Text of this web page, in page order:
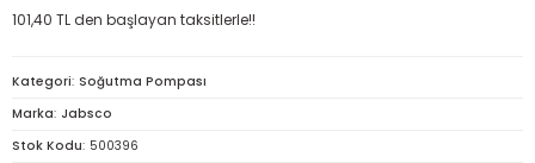
101,40 TL den başlayan taksitlerle!!
Kategori Soğutma Pompası
Marka Jabsco
Stok Kodu 500396